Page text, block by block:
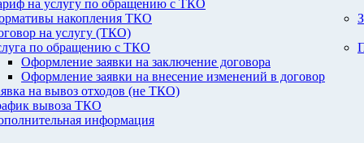
на услугу по обращению с ТКО
накопления ТКО
на услугу (ТКО)
по обращению с ТКО
Оформление заявки на заключение договора
Оформление заявки на внесение изменений в договор
на вывоз отходов (не ТКО)
вывоза ТКО
информация